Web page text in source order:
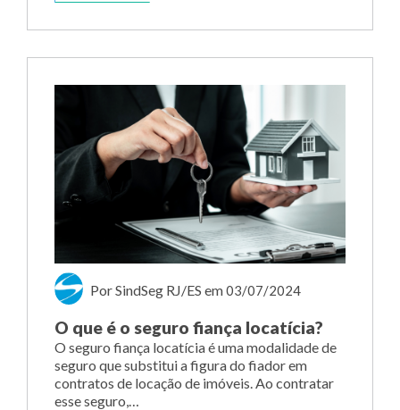
Por SindSeg RJ/ES em03/07/2024
O que é o seguro fiança locatícia?
O seguro fiança locatícia é uma modalidade de
seguro que substitui a figura do fiador em
contratos de locação de imóveis. Ao contratar
esse seguro,…